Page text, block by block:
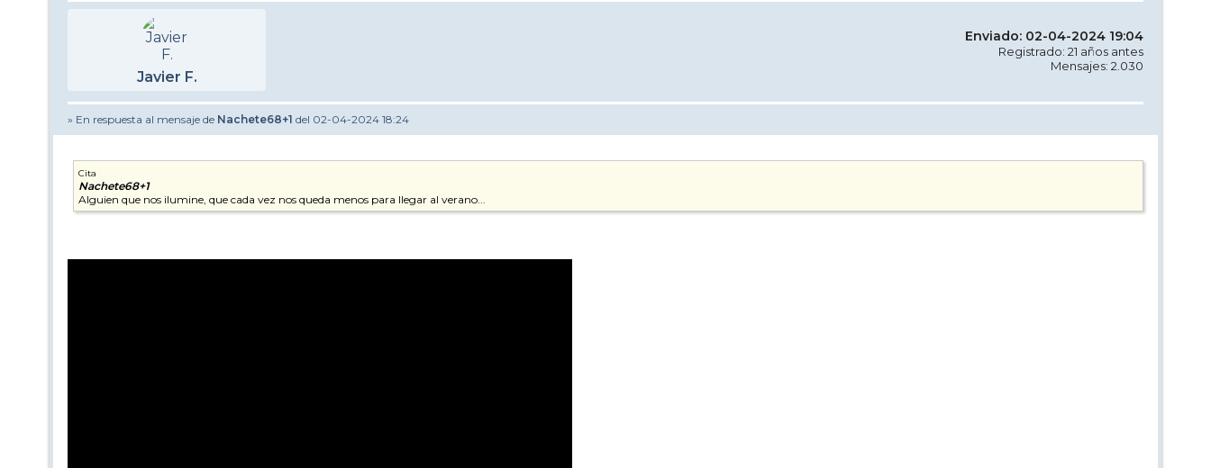
Javier F.
Enviado: 02-04-2024 19:04
Registrado: 21 años antes
Mensajes: 2.030
» En respuesta al mensaje de Nachete68+1 del 02-04-2024 18:24
Cita
Nachete68+1
Alguien que nos ilumine, que cada vez nos queda menos para llegar al verano...